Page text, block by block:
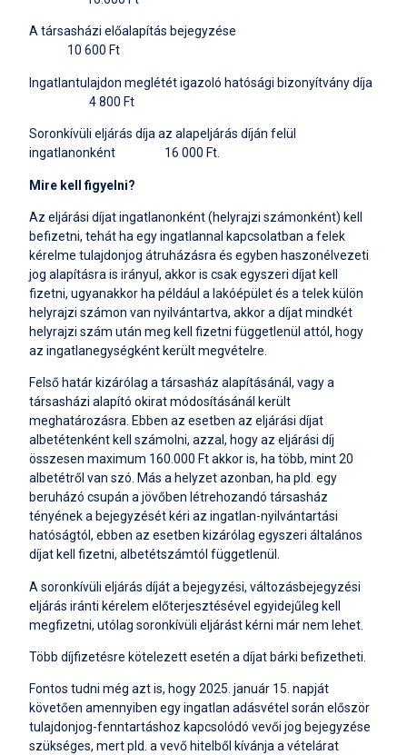
A társasházi előalapítás bejegyzése
10 600 Ft
Ingatlantulajdon meglétét igazoló hatósági bizonyítvány díja
4 800 Ft
Soronkívüli eljárás díja az alapeljárás díján felül
ingatlanonként 16 000 Ft.
Mire kell figyelni?
Az eljárási díjat ingatlanonként (helyrajzi számonként) kell
befizetni, tehát ha egy ingatlannal kapcsolatban a felek
kérelme tulajdonjog átruházásra és egyben haszonélvezeti
jog alapításra is irányul, akkor is csak egyszeri díjat kell
fizetni, ugyanakkor ha például a lakóépület és a telek külön
helyrajzi számon van nyilvántartva, akkor a díjat mindkét
helyrajzi szám után meg kell fizetni függetlenül attól, hogy
az ingatlanegységként került megvételre.
Felső határ kizárólag a társasház alapításánál, vagy a
társasházi alapító okirat módosításánál került
meghatározásra. Ebben az esetben az eljárási díjat
albetétenként kell számolni, azzal, hogy az eljárási díj
összesen maximum 160.000 Ft akkor is, ha több, mint 20
albetétről van szó. Más a helyzet azonban, ha pld. egy
beruházó csupán a jövőben létrehozandó társasház
tényének a bejegyzését kéri az ingatlan-nyilvántartási
hatóságtól, ebben az esetben kizárólag egyszeri általános
díjat kell fizetni, albetétszámtól függetlenül.
A soronkívüli eljárás díját a bejegyzési, változásbejegyzési
eljárás iránti kérelem előterjesztésével egyidejűleg kell
megfizetni, utólag soronkívüli eljárást kérni már nem lehet.
Több díjfizetésre kötelezett esetén a díjat bárki befizetheti.
Fontos tudni még azt is, hogy 2025. január 15. napját
követően amennyiben egy ingatlan adásvétel során először
tulajdonjog-fenntartáshoz kapcsolódó vevői jog bejegyzése
szükséges, mert pld. a vevő hitelből kívánja a vételárat